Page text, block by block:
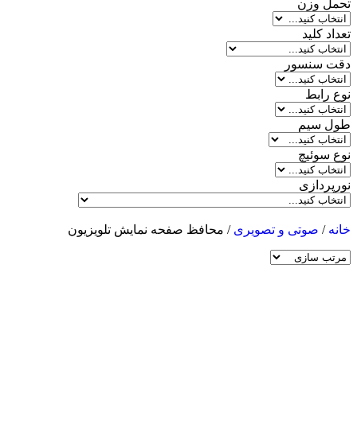
تحمل وزن
تعداد کلید
دقت سنسور
نوع رابط
طول سیم
نوع سوئیچ
نورپردازی
خانه / صوتی و تصویری / محافظ صفحه نمایش تلویزیون